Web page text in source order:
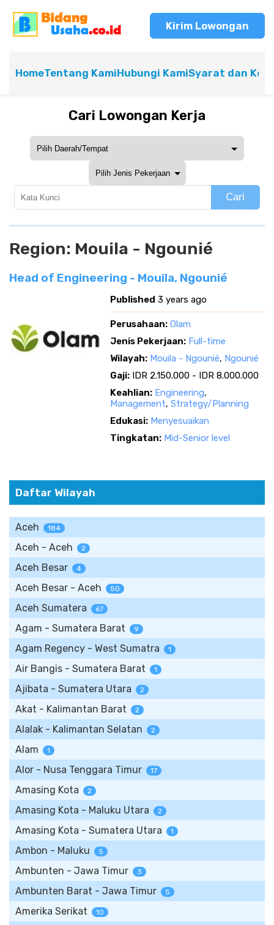
Kirim Lowongan
HomeTentang KamiHubungi KamiSyarat dan
Cari Lowongan Kerja
Cari
Region: Mouila - Ngounié
Head of Engineering - Mouila, Ngounié
Published 3 years ago
Perusahaan: Olam
Jenis Pekerjaan: Full-time
Wilayah: Mouila - Ngounié, Ngounié
Gaji: IDR 2.150.000 - IDR 8.000.000
Keahlian: Engineering,
Management, Strategy/Planning
Edukasi: Menyesuaikan
Tingkatan: Mid-Senior level
Daftar Wilayah
Aceh 184
Aceh - Aceh 2
Aceh Besar 4
Aceh Besar - Aceh 50
Aceh Sumatera 67
Agam - Sumatera Barat 9
Agam Regency - West Sumatra 1
Air Bangis - Sumatera Barat 1
Ajibata - Sumatera Utara 2
Akat - Kalimantan Barat 2
Alalak - Kalimantan Selatan 2
Alam 1
Alor - Nusa Tenggara Timur 17
Amasing Kota 2
Amasing Kota - Maluku Utara 2
Amasing Kota - Sumatera Utara 1
Ambon - Maluku 5
Ambunten - Jawa Timur 3
Ambunten Barat - Jawa Timur 5
Amerika Serikat 10